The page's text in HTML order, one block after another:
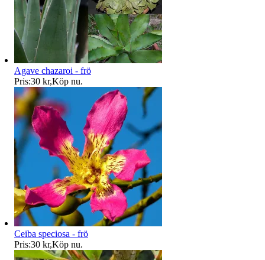
Agave chazaroi - frö
Pris:30 kr,Köp nu.
Ceiba speciosa - frö
Pris:30 kr,Köp nu.